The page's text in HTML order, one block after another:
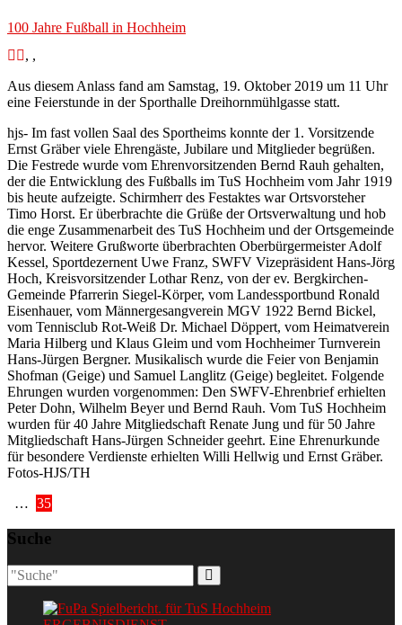
100 Jahre Fußball in Hochheim
, ,
Aus diesem Anlass fand am Samstag, 19. Oktober 2019 um 11 Uhr
eine Feierstunde in der Sporthalle Dreihornmühlgasse statt.
hjs- Im fast vollen Saal des Sportheims konnte der 1. Vorsitzende
Ernst Gräber viele Ehrengäste, Jubilare und Mitglieder begrüßen.
Die Festrede wurde vom Ehrenvorsitzenden Bernd Rauh gehalten,
der die Entwicklung des Fußballs im TuS Hochheim vom Jahr 1919
bis heute aufzeigte. Schirmherr des Festaktes war Ortsvorsteher
Timo Horst. Er überbrachte die Grüße der Ortsverwaltung und hob
die enge Zusammenarbeit des TuS Hochheim und der Ortsgemeinde
hervor. Weitere Grußworte überbrachten Oberbürgermeister Adolf
Kessel, Sportdezernent Uwe Franz, SWFV Vizepräsident Hans-Jörg
Hoch, Kreisvorsitzender Lothar Renz, von der ev. Bergkirchen-
Gemeinde Pfarrerin Siegel-Körper, vom Landessportbund Ronald
Eisenhauer, vom Männergesangverein MGV 1922 Bernd Bickel,
vom Tennisclub Rot-Weiß Dr. Michael Döppert, vom Heimatverein
Maria Hilberg und Klaus Gleim und vom Hochheimer Turnverein
Hans-Jürgen Bergner. Musikalisch wurde die Feier von Benjamin
Shofman (Geige) und Samuel Langlitz (Geige) begleitet. Folgende
Ehrungen wurden vorgenommen: Den SWFV-Ehrenbrief erhielten
Peter Dohn, Wilhelm Beyer und Bernd Rauh. Vom TuS Hochheim
wurden für 40 Jahre Mitgliedschaft Renate Jung und für 50 Jahre
Mitgliedschaft Hans-Jürgen Schneider geehrt. Eine Ehrenurkunde
für besondere Verdienste erhielten Willi Hellwig und Ernst Gräber.
Fotos-HJS/TH
Seitennummerierung
der
… 35
Suche